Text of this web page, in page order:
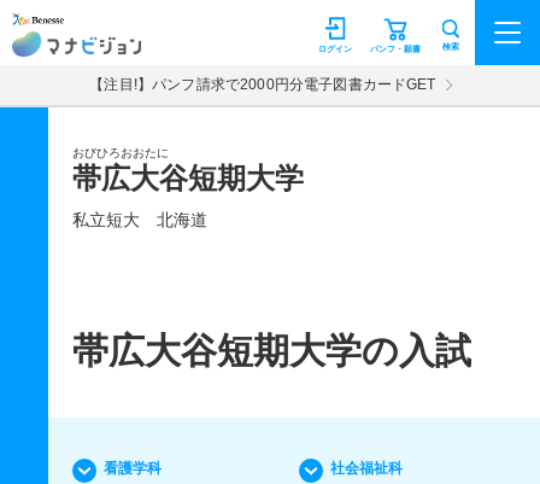
マナビジョン パンフ・願書
ログイン 検索
【注目!】パンフ請求で2000円分電子図書カードGET
おびひろおおたに
帯広大谷短期大学
私立短大 北海道
帯広大谷短期大学の入試
看護学科 社会福祉科